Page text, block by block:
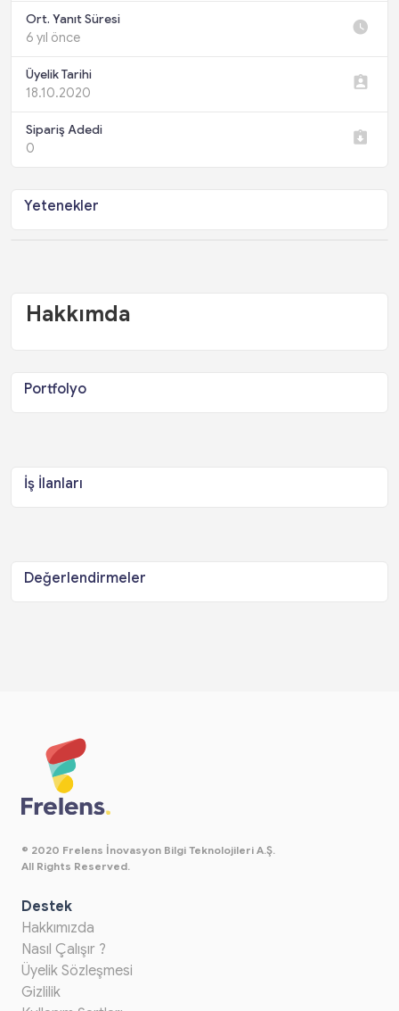
Ort. Yanıt Süresi
6 yıl önce
Üyelik Tarihi
18.10.2020
Sipariş Adedi
0
Yetenekler
Hakkımda
Portfolyo
İş İlanları
Değerlendirmeler
© 2020 Frelens İnovasyon Bilgi Teknolojileri A.Ş.
All Rights Reserved.
Destek
Hakkımızda
Nasıl Çalışır ?
Üyelik Sözleşmesi
Gizlilik